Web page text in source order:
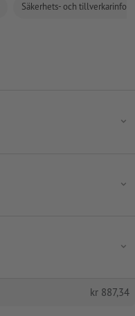
Säkerhets- och
kr 887,34